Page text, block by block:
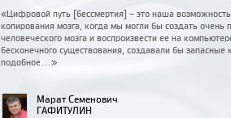
«Цифровой путь [бессмертия] – это наша возможность
копирования мозга, когда мы могли бы создать очень
человеческого мозга и воспроизвести ее на
бесконечного существования, создавали бы запасные
подобное...»
Марат Семенович
ГАФИТУЛИН